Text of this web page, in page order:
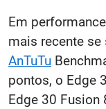
Em
mais recente se
AnTuTu
pontos, o Edge
Edge 30